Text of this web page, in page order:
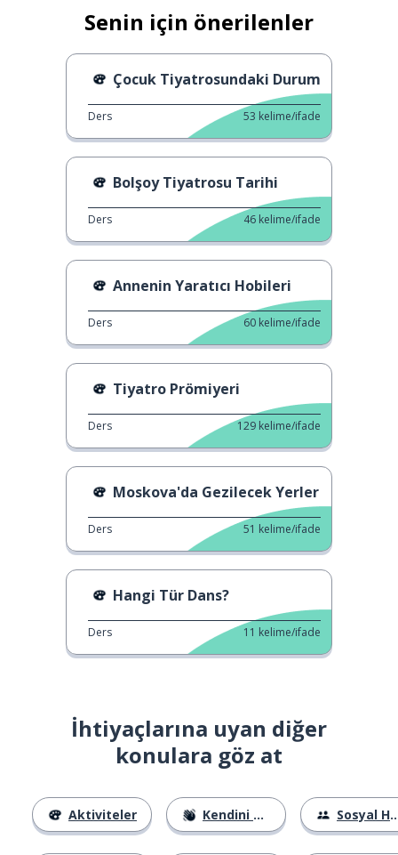
Senin için önerilenler
Çocuk Tiyatrosundaki Durum
Ders 53 kelime/ifade
Bolşoy Tiyatrosu Tarihi
Ders 46 kelime/ifade
Annenin Yaratıcı Hobileri
Ders 60 kelime/ifade
Tiyatro Prömiyeri
Ders 129 kelime/ifade
Moskova'da Gezilecek Yerler
Ders 51 kelime/ifade
Hangi Tür Dans?
Ders 11 kelime/ifade
İhtiyaçlarına uyan diğer
konulara göz at
Aktiviteler Kendini Tanıtma Sosyal Hayat